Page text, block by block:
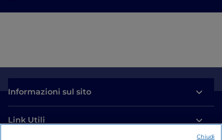
Informazioni sul sito
Link Utili
Chiudi